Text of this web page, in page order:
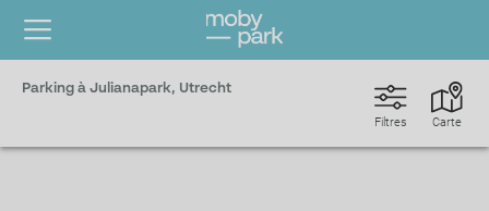
Parking à Julianapark, Utrecht
Carte
Filtres